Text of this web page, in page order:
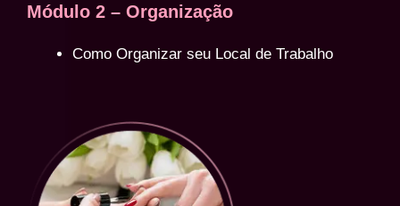
Módulo 2 – Organização
Como Organizar seu Local de Trabalho